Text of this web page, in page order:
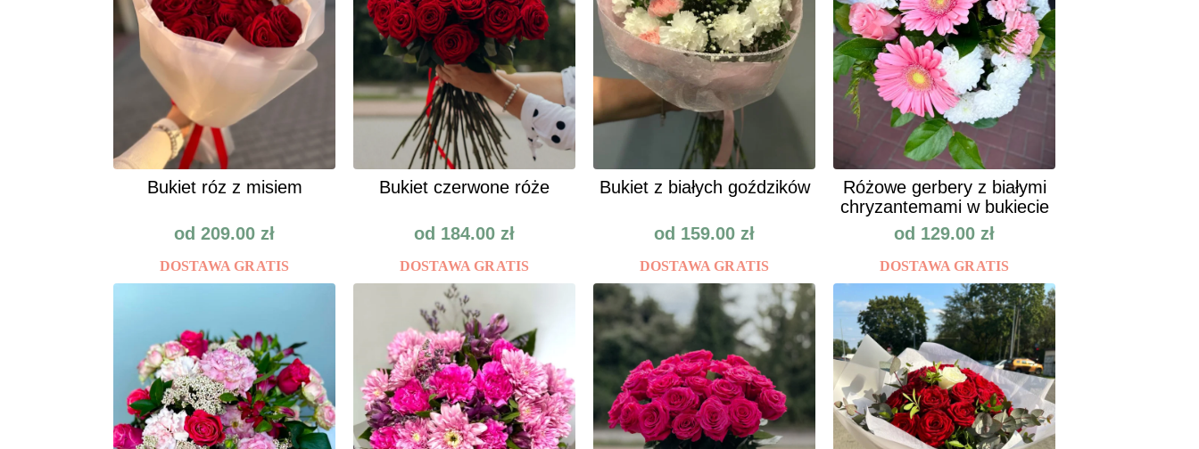
Bukiet róz z misiem
od 209.00 zł
DOSTAWA GRATIS
Bukiet czerwone róże
od 184.00 zł
DOSTAWA GRATIS
Bukiet z białych goździków
od 159.00 zł
DOSTAWA GRATIS
Różowe gerbery z białymi
chryzantemami w bukiecie
od 129.00 zł
DOSTAWA GRATIS